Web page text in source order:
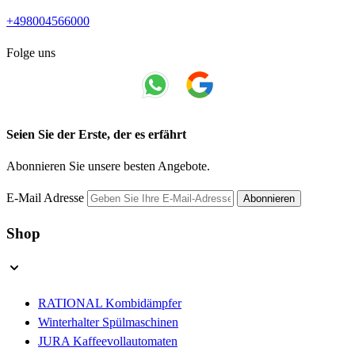
+498004566000
Folge uns
Seien Sie der Erste, der es erfährt
Abonnieren Sie unsere besten Angebote.
E-Mail Adresse Abonnieren
Shop
RATIONAL Kombidämpfer
Winterhalter Spülmaschinen
JURA Kaffeevollautomaten